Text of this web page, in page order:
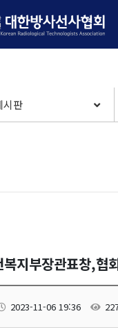
시판
지부장관표창,협
2023-11-06 19:36